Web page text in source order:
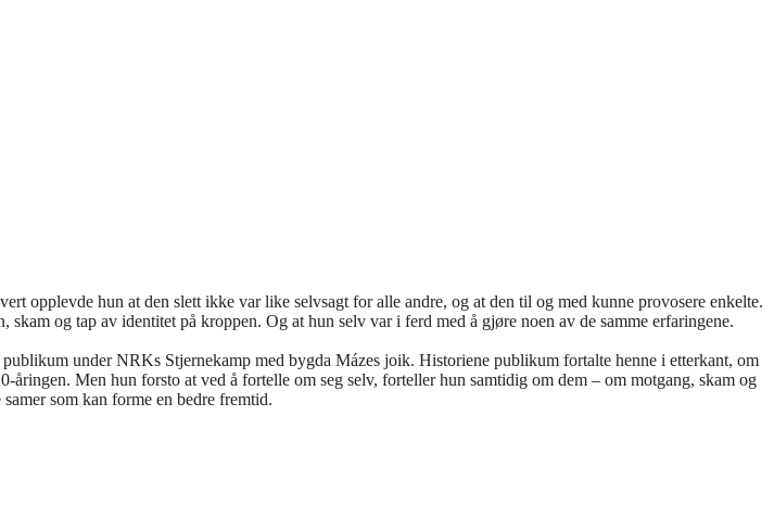
opplevde hun at den slett ikke var like selvsagt for alle andre, og at den til og med kunne provosere enkelte.
og tap av identitet på kroppen. Og at hun selv var i ferd med å gjøre noen av de samme erfaringene.
under NRKs Stjernekamp med bygda Mázes joik. Historiene publikum fortalte henne i etterkant, om
Men hun forsto at ved å fortelle om seg selv, forteller hun samtidig om dem – om motgang, skam og
som kan forme en bedre fremtid.